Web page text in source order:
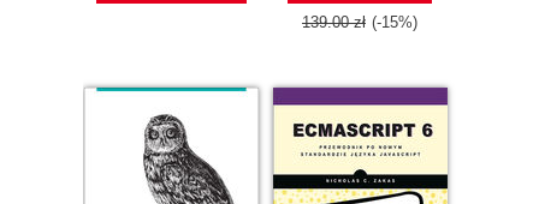
139.00 zł (-15%)